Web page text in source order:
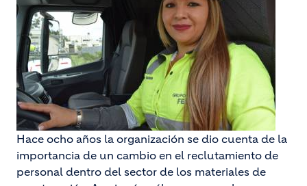
Hace ocho años la organización se dio cuenta de la
importancia de un cambio en el reclutamiento de
personal dentro del sector de los materiales de